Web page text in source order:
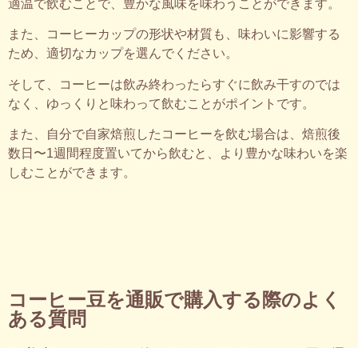
適温で飲むことで、豊かな風味を味わうことができます。
また、コーヒーカップの形状や材質も、味わいに影響する
ため、適切なカップを選んでください。
そして、コーヒーは飲み終わったらすぐに飲み干すのでは
なく、ゆっくりと味わって飲むことがポイントです。
また、自分で自家焙煎したコーヒーを飲む場合は、焙煎後
数日〜1週間程度置いてから飲むと、より豊かな味わいを楽
しむことができます。
コーヒー豆を通販で購入する際のよく
ある質問